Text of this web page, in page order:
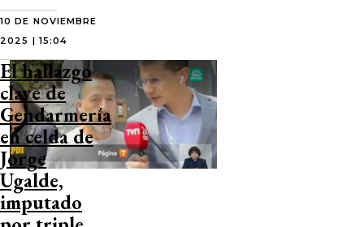
10 DE NOVIEMBRE
2025 | 15:04
El hallazgo
clave de
Gendarmería
en celda de
Jorge
Ugalde,
imputado